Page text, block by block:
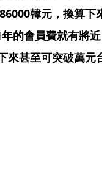
韓元，換算下來
的會員費就有將近
來甚至可突破萬元台